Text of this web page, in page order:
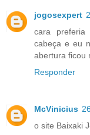
jogosexpert
cara
cabeça e eu
abertura ficou
Responder
McVinicius
o site Baixaki